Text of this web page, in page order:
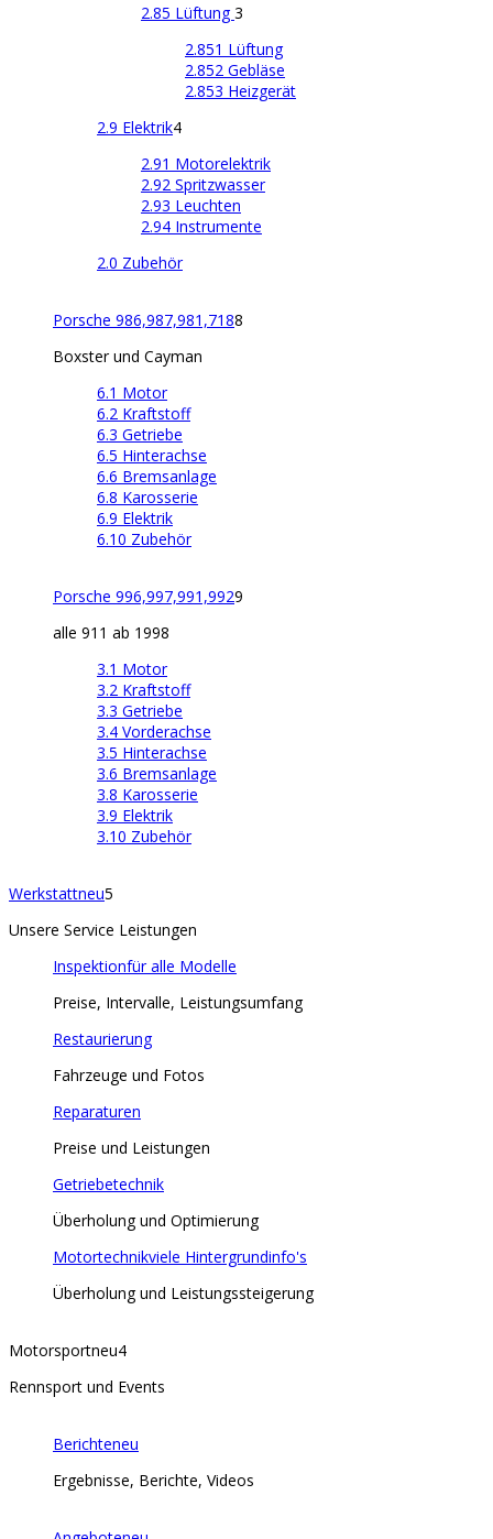
2.85 Lüftung3
2.851 Lüftung
2.852 Gebläse
2.853 Heizgerät
2.9 Elektrik4
2.91 Motorelektrik
2.92 Spritzwasser
2.93 Leuchten
2.94 Instrumente
2.0 Zubehör
Porsche 986,987,981,7188
Boxster und Cayman
6.1 Motor
6.2 Kraftstoff
6.3 Getriebe
6.5 Hinterachse
6.6 Bremsanlage
6.8 Karosserie
6.9 Elektrik
6.10 Zubehör
Porsche 996,997,991,9929
alle 911 ab 1998
3.1 Motor
3.2 Kraftstoff
3.3 Getriebe
3.4 Vorderachse
3.5 Hinterachse
3.6 Bremsanlage
3.8 Karosserie
3.9 Elektrik
3.10 Zubehör
Werkstattneu5
Unsere Service Leistungen
Inspektionfür alle Modelle
Preise, Intervalle, Leistungsumfang
Restaurierung
Fahrzeuge und Fotos
Reparaturen
Preise und Leistungen
Getriebetechnik
Überholung und Optimierung
Motortechnikviele Hintergrundinfo's
Überholung und Leistungssteigerung
Motorsportneu4
Rennsport und Events
Berichteneu
Ergebnisse, Berichte, Videos